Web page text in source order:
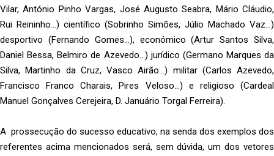
Vilar, António Pinho Vargas, José Augusto Seabra, Mário Cláudio,
Rui Reininho…) científico (Sobrinho Simões, Júlio Machado Vaz…)
desportivo (Fernando Gomes…), económico (Artur Santos Silva,
Daniel Bessa, Belmiro de Azevedo…) jurídico (Germano Marques da
Silva, Martinho da Cruz, Vasco Airão…) militar (Carlos Azevedo,
Francisco Franco Charais, Pires Veloso…) e religioso (Cardeal
Manuel Gonçalves Cerejeira, D. Januário Torgal Ferreira).
A prossecução do sucesso educativo, na senda dos exemplos dos
referentes acima mencionados será, sem dúvida, um dos vetores